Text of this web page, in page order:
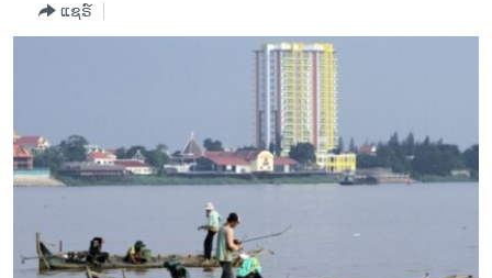
ໂລກ
ຊີວິດຊາວລາວ
ຊຸມຊົນຊາວລາວ
ທຸລະກິດ
ແຊຣ໌